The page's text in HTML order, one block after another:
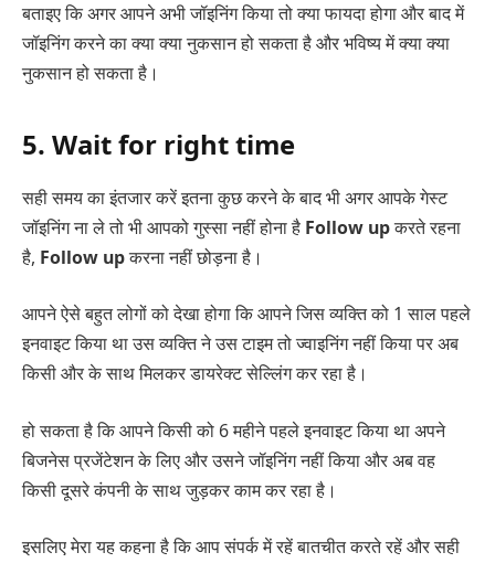
बताइए कि अगर आपने अभी जॉइनिंग किया तो क्या फायदा होगा और बाद में
जॉइनिंग करने का क्या क्या नुकसान हो सकता है और भविष्य में क्या क्या
नुकसान हो सकता है।
5. Wait for right time
सही समय का इंतजार करें इतना कुछ करने के बाद भी अगर आपके गेस्ट
जॉइनिंग ना ले तो भी आपको गुस्सा नहीं होना है Follow upकरते रहना
है, Follow upकरना नहीं छोड़ना है।
आपने ऐसे बहुत लोगों को देखा होगा कि आपने जिस व्यक्ति को 1 साल पहले
इनवाइट किया था उस व्यक्ति ने उस टाइम तो ज्वाइनिंग नहीं किया पर अब
किसी और के साथ मिलकर डायरेक्ट सेल्लिंग कर रहा है।
हो सकता है कि आपने किसी को 6 महीने पहले इनवाइट किया था अपने
बिजनेस प्रजेंटेशन के लिए और उसने जॉइनिंग नहीं किया और अब वह
किसी दूसरे कंपनी के साथ जुड़कर काम कर रहा है।
इसलिए मेरा यह कहना है कि आप संपर्क में रहें बातचीत करते रहें और सही